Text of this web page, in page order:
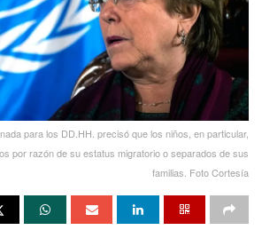
para los DD.HH. precisó que los niños, en particular,
por razón de su estatus migratorio o separados de sus
familias. Foto Cortesía